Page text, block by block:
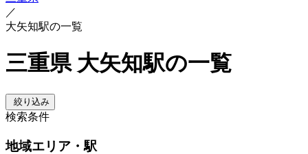
／
大矢知駅の一覧
三重県 大矢知駅の一覧
絞り込み
検索条件
地域エリア・駅